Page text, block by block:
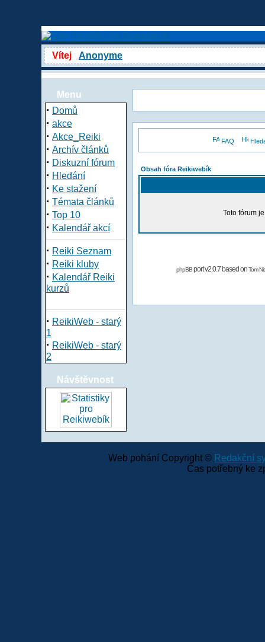
Vítej Anonyme
Menu
· Domů
· akce
· Akce_Reiki
· Archív článků
· Diskuzní fórum
· Hledání
· Ke stažení
· Témata článků
· Top 10
· Kalendář akcí
· Reiki Seznam
· Reiki kluby
· Kalendář Reiki
kurzů
· ReikiWeb - starý
1
· ReikiWeb - starý
2
Návštěvnost
FAQ
Obsah fóra Reikiwebík
Toto fórum
phpBBport v2.0.7 based onTom
Web pohání Copyright © Redakční
Čas potřebný ke